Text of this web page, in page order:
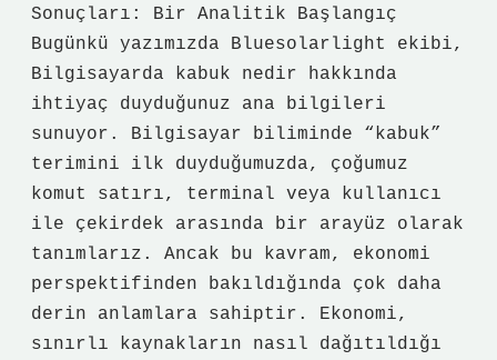
Sonuçları: Bir Analitik Başlangıç
Bugünkü yazımızda Bluesolarlight ekibi,
Bilgisayarda kabuk nedir hakkında
ihtiyaç duyduğunuz ana bilgileri
sunuyor. Bilgisayar biliminde “kabuk”
terimini ilk duyduğumuzda, çoğumuz
komut satırı, terminal veya kullanıcı
ile çekirdek arasında bir arayüz olarak
tanımlarız. Ancak bu kavram, ekonomi
perspektifinden bakıldığında çok daha
derin anlamlara sahiptir. Ekonomi,
sınırlı kaynakların nasıl dağıtıldığı